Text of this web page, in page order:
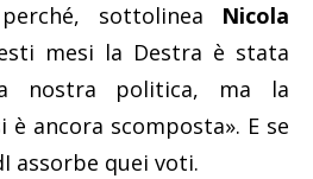
sottolinea Nicola
mesi la Destra è stata
nostra politica, ma la
ancora scomposta». E se
assorbe quei voti.